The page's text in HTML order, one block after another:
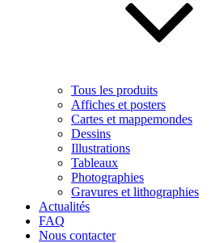
Tous les produits
Affiches et posters
Cartes et mappemondes
Dessins
Illustrations
Tableaux
Photographies
Gravures et lithographies
Actualités
FAQ
Nous contacter